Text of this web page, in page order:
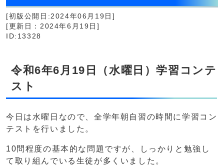
[初版公開日:2024年06月19日]
[更新日：2024年6月19日]
ID:13328
令和6年6月19日（水曜日）学習コンテ
スト
今日は水曜日なので、全学年朝自習の時間に学習コン
テストを行いました。
10問程度の基本的な問題ですが、しっかりと勉強し
て取り組んでいる生徒が多くいました。